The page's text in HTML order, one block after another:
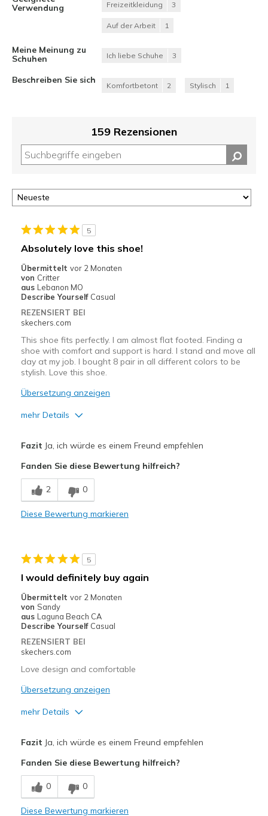
Verwendung
Freizeitkleidung 3
Auf der Arbeit 1
Meine Meinung zu
Schuhen
Ich liebe Schuhe 3
Beschreiben Sie sich
Komfortbetont 2 Stylisch 1
159 Rezensionen
5
Absolutely love this shoe!
Übermittelt vor 2 Monaten
von Critter
aus Lebanon MO
Describe Yourself Casual
REZENSIERT BEI
skechers.com
This shoe fits perfectly. I am almost flat footed. Finding a
shoe with comfort and support is hard. I stand and move all
day at my job. I bought 8 pair in all different colors to be
stylish. Love this shoe.
Übersetzung anzeigen
mehr Details
Breathe Well
Comfortable
Geeignete Verwendung
Going Out
Travel
Width
View On Shoes
Fazit Ja, ich würde es einem Freund empfehlen
Fanden Sie diese Bewertung hilfreich?
2 0
Diese Bewertung markieren
5
I would definitely buy again
Übermittelt vor 2 Monaten
von Sandy
aus Laguna Beach CA
Describe Yourself Casual
REZENSIERT BEI
skechers.com
Love design and comfortable
Übersetzung anzeigen
mehr Details
Breathe Well
Comfortable
Fazit Ja, ich würde es einem Freund empfehlen
Fanden Sie diese Bewertung hilfreich?
0 0
Diese Bewertung markieren